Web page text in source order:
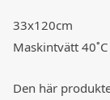
33x120cm
Maskintvätt 40˚C
Den här